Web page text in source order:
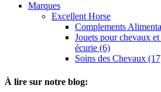
Marques
Excellent Horse
Complements
Jouets pour chevaux
écurie (6)
Soins des Chevaux
À lire sur notre blog: